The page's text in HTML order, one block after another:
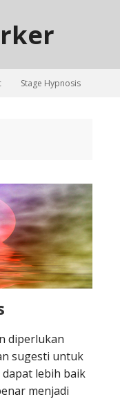
Stage Hypnosis
diperlukan
sugesti untuk
lebih baik
menjadi